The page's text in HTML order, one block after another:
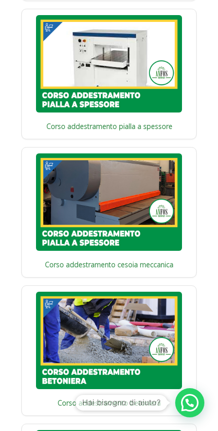
Corso addestramento pialla a spessore
Corso addestramento cesoia meccanica
Corso addestramento betoniera